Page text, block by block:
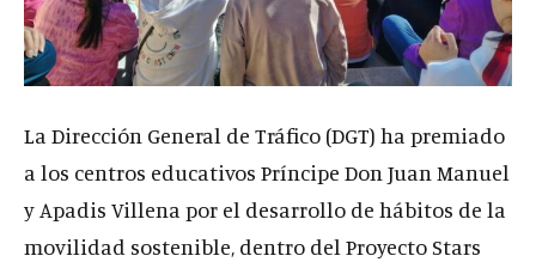
La Dirección General de Tráfico (DGT) ha premiado
a los centros educativos Príncipe Don Juan Manuel
y Apadis Villena por el desarrollo de hábitos de la
movilidad sostenible, dentro del Proyecto Stars